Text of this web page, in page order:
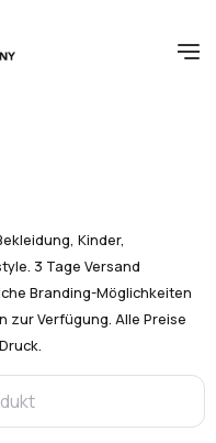
Kinder,
3 Tage Versand
Branding-Möglichkeiten
zur Verfügung. Alle Preise